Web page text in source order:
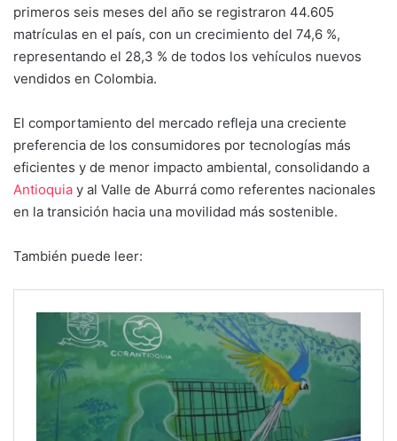
primeros seis meses del año se registraron 44.605
matrículas en el país, con un crecimiento del 74,6 %,
representando el 28,3 % de todos los vehículos nuevos
vendidos en Colombia.
El comportamiento del mercado refleja una creciente
preferencia de los consumidores por tecnologías más
eficientes y de menor impacto ambiental, consolidando a
Antioquia y al Valle de Aburrá como referentes nacionales
en la transición hacia una movilidad más sostenible.
También puede leer: